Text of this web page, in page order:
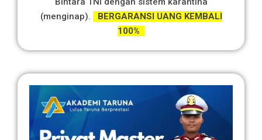
(menginap).
BERGARANSI UANG KEMBALI
100%